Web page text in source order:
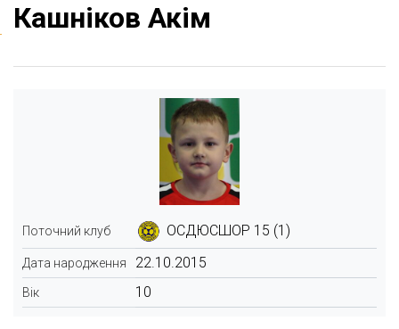
Кашніков Акім
Поточний клуб ОСДЮСШОР 15 (1)
Дата народження 22.10.2015
Вік 10